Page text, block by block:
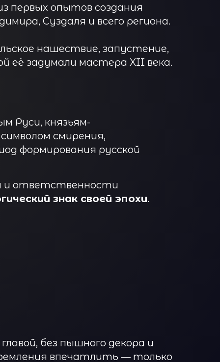
первых опытов создания
Суздаля и всего региона.
нашествие, запустение,
её задумали мастера XII века.
Руси, князьям-
смирения,
формирования русской
и ответственности
знак своей эпохи.
без пышного декора и
впечатлить — только